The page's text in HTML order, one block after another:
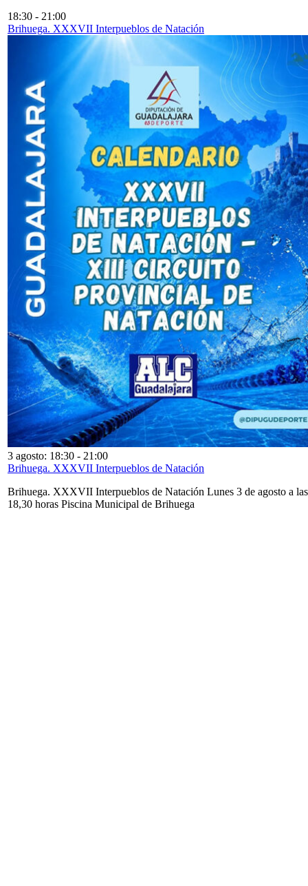
18:30 - 21:00
Brihuega. XXXVII Interpueblos de Natación
3 agosto: 18:30 - 21:00
Brihuega. XXXVII Interpueblos de Natación
Brihuega. XXXVII Interpueblos de Natación Lunes 3 de agosto a las
18,30 horas Piscina Municipal de Brihuega